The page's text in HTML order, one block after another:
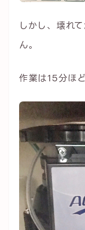
しかし、壊れ
ん。
作業は15分ほ